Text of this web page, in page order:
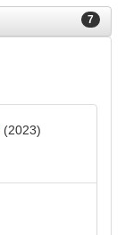
7
2023